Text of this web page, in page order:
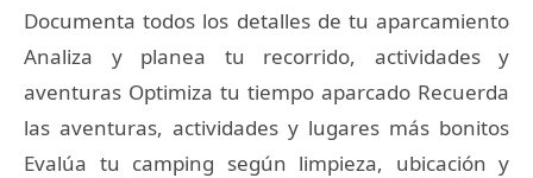
Documenta todos los detalles de tu aparcamiento
Analiza y planea tu recorrido, actividades y
aventuras Optimiza tu tiempo aparcado Recuerda
las aventuras, actividades y lugares más bonitos
Evalúa tu camping según limpieza, ubicación y